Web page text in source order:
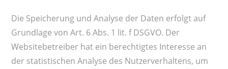
Die Speicherung und Analyse der Daten erfolgt auf
Grundlage von Art. 6 Abs. 1 lit. f DSGVO. Der
Websitebetreiber hat ein berechtigtes Interesse an
der statistischen Analyse des Nutzerverhaltens, um